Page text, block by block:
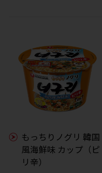
もっちりノグリ 韓国
風海鮮味 カップ（ピ
リ辛）